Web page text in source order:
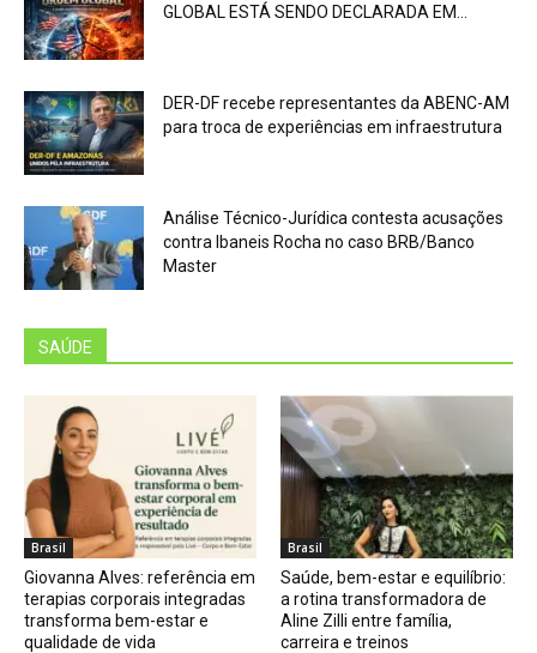
GLOBAL ESTÁ SENDO DECLARADA EM...
DER-DF recebe representantes da ABENC-AM
para troca de experiências em infraestrutura
Análise Técnico-Jurídica contesta acusações
contra Ibaneis Rocha no caso BRB/Banco
Master
SAÚDE
Brasil
Giovanna Alves: referência em
terapias corporais integradas
transforma bem-estar e
qualidade de vida
Brasil
Saúde, bem-estar e equilíbrio:
a rotina transformadora de
Aline Zilli entre família,
carreira e treinos